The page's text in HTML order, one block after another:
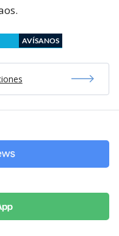
AVÍSANOS